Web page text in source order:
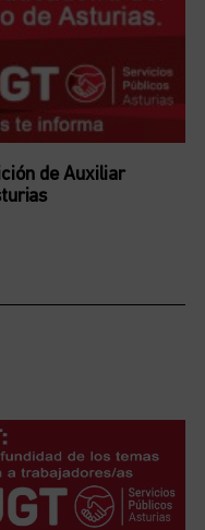
de Auxiliar